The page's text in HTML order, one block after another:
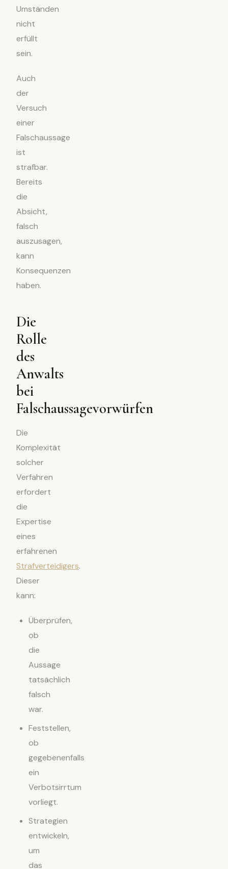
Umständen
nicht
erfüllt
sein.
Auch
der
Versuch
einer
Falschaussage
ist
strafbar.
Bereits
die
Absicht,
falsch
auszusagen,
kann
Konsequenzen
haben.
Die
Rolle
des
Anwalts
bei
Falschaussagevorwürfen
Die
Komplexität
solcher
Verfahren
erfordert
die
Expertise
eines
erfahrenen
Strafverteidigers.
Dieser
kann:
Überprüfen,
ob
die
Aussage
tatsächlich
falsch
war.
Feststellen,
ob
gegebenenfalls
ein
Verbotsirrtum
vorliegt.
Strategien
entwickeln,
um
das